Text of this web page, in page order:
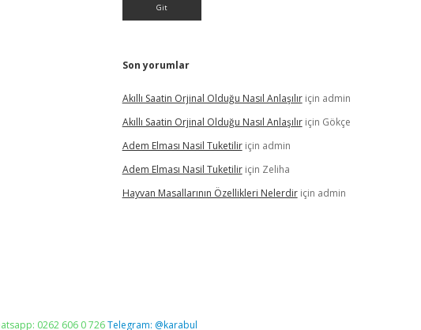
Son yorumlar
Akıllı Saatin Orjinal Olduğu Nasıl Anlaşılıriçin admin
Akıllı Saatin Orjinal Olduğu Nasıl Anlaşılıriçin Gökçe
Adem Elması Nasil Tuketiliriçin admin
Adem Elması Nasil Tuketiliriçin Zeliha
Hayvan Masallarının Özellikleri Nelerdiriçin admin
0262 606 0 726Telegram: @karabul